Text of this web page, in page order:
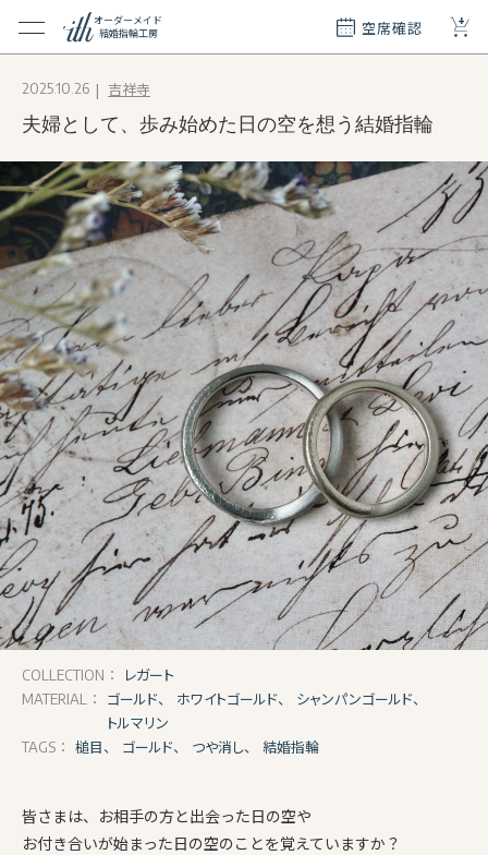
オーダーメイド
結婚指輪工房
空席確認 +
メイド
リー
問
2025.10.26 吉祥寺
夫婦として、歩み始めた日の空を想う結婚指輪
COLLECTION： レガート
MATERIAL： ゴールド、 ホワイトゴールド、
シャンパンゴールド、
トルマリン
TAGS： 槌目、 ゴールド、 つや消し、 結婚指輪
皆さまは、お相手の方と出会った日の空や
お付き合いが始まった日の空のことを覚えていますか？